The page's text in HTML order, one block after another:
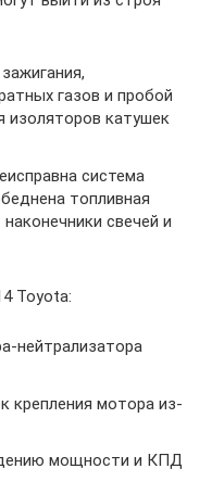
газов и пробой
изоляторов катушек
система
топливная
свечей и
Toyota:
нейтрализатора
крепления мотора из-
мощности и КПД